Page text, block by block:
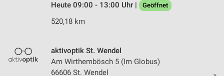
Heute 09:00 - 13:00 Uhr |
Geöffnet
520,18 km
aktivoptik St. Wendel
Am Wirthembösch 5 (Im Globus)
66606 St. Wendel